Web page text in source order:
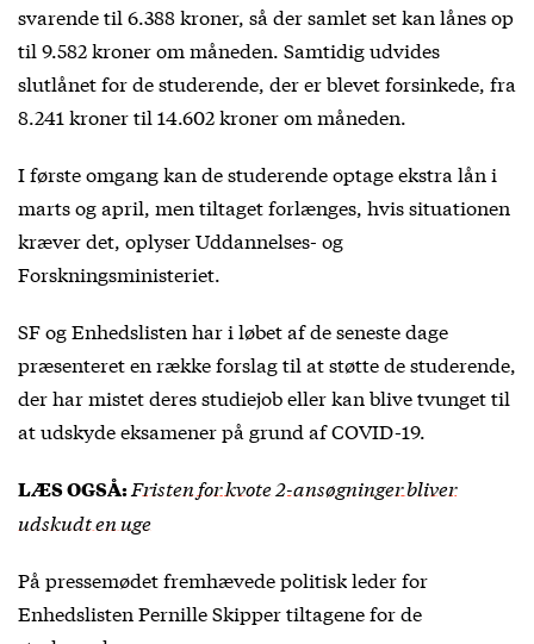
svarende til 6.388 kroner, så der samlet set kan lånes op
til 9.582 kroner om måneden. Samtidig udvides
slutlånet for de studerende, der er blevet forsinkede, fra
8.241 kroner til 14.602 kroner om måneden.
I første omgang kan de studerende optage ekstra lån i
marts og april, men tiltaget forlænges, hvis situationen
kræver det, oplyser Uddannelses- og
Forskningsministeriet.
SF og Enhedslisten har i løbet af de seneste dage
præsenteret en række forslag til at støtte de studerende,
der har mistet deres studiejob eller kan blive tvunget til
at udskyde eksamener på grund af COVID-19.
LÆS OGSÅ: Fristen for kvote 2-ansøgninger bliver
udskudt en uge
På pressemødet fremhævede politisk leder for
Enhedslisten Pernille Skipper tiltagene for de